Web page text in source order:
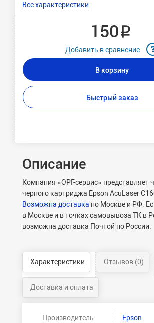
Все характеристики
150 ₽
Добавить в сравнение
В корзину
Быстрый заказ
Описание
Компания «ОРГ-сервис» представляет
черного картриджа Epson AcuLaser
Возможна доставка по Москве и РФ.
в Москве и в точках самовывоза ТК в
возможна доставка Почтой по России.
Характеристики Отзывов (0)
Доставка и оплата
Производитель: Epson